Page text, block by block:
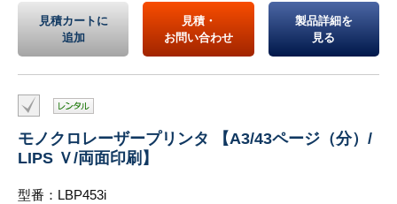
見積カートに
追加
見積・
お問い合わせ
製品詳細を
見る
モノクロレーザープリンタ 【A3/43ページ（分）/
LIPS Ｖ/両面印刷】
型番：LBP453i